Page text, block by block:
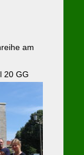
am
20 GG